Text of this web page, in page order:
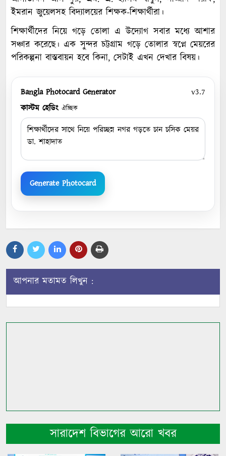
ইমরান জুয়েলসহ বিদ্যালয়ের শিক্ষক-শিক্ষার্থীরা।
শিক্ষার্থীদের নিয়ে গড়ে তোলা এ উদ্যোগ সবার মধ্যে আশার
সঞ্চার করেছে। এক সুন্দর চট্টগ্রাম গড়ে তোলার স্বপ্নে মেয়রের
পরিকল্পনা বাস্তবায়ন হবে কিনা, সেটাই এখন দেখার বিষয়।
Bangla Photocard Generator
v3.7
কাস্টম হেডিং ঐচ্ছিক
Generate Photocard
আপনার মতামত লিখুন :
সারাদেশ বিভাগের আরো খবর